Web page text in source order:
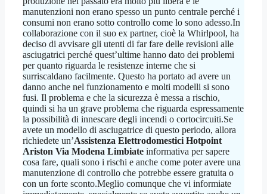
manutenzioni non erano spesso un punto centrale perché i
consumi non erano sotto controllo come lo sono adesso.In
collaborazione con il suo ex partner, cioè la Whirlpool, ha
deciso di avvisare gli utenti di far fare delle revisioni alle
asciugatrici perché quest’ultime hanno dato dei problemi
per quanto riguarda le resistenze interne che si
surriscaldano facilmente. Questo ha portato ad avere un
danno anche nel funzionamento e molti modelli si sono
fusi. Il problema e che la sicurezza è messa a rischio,
quindi si ha un grave problema che riguarda espressamente
la possibilità di innescare degli incendi o cortocircuiti.Se
avete un modello di asciugatrice di questo periodo, allora
richiedete un’Assistenza Elettrodomestici Hotpoint
Ariston Via Modena Limbiate informativa per sapere
cosa fare, quali sono i rischi e anche come poter avere una
manutenzione di controllo che potrebbe essere gratuita o
con un forte sconto.Meglio comunque che vi informiate